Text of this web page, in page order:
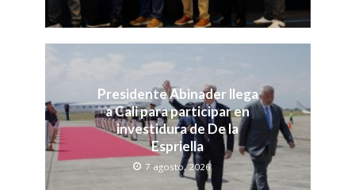
Presidente Abinader llega
a Cali para participar en
investidura de De la
Espriella
7 agosto, 2026